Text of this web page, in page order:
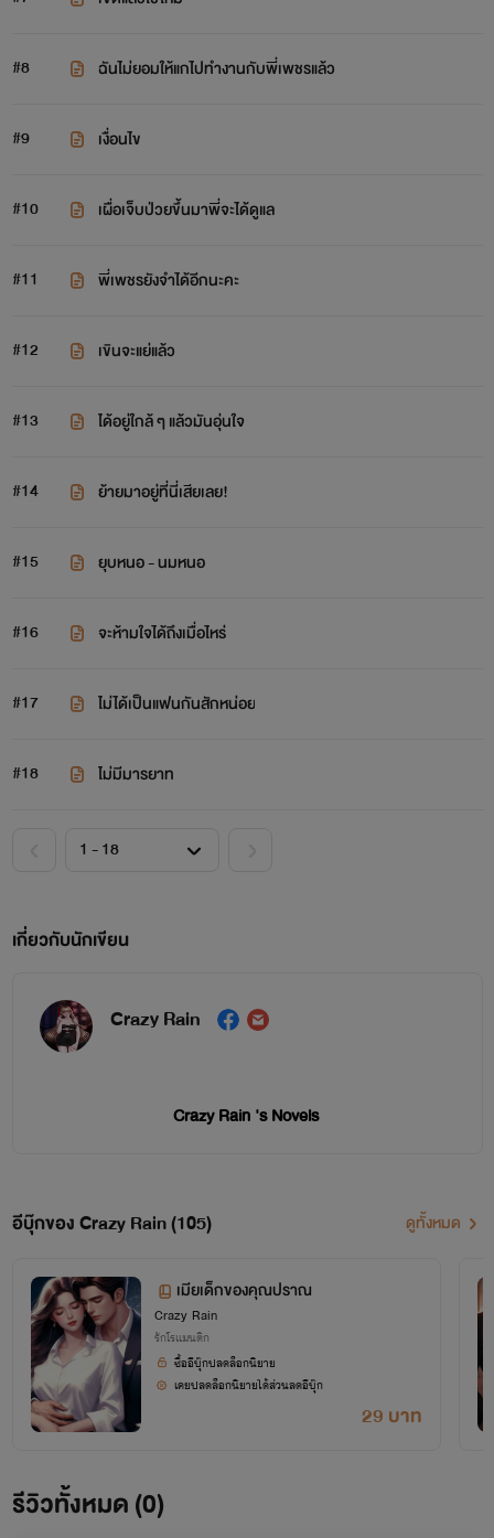
#8 ฉันไม่ยอมให้แกไปทำงานกับพี่เพชรแล้ว
#9 เงื่อนไข
#10 เผื่อเจ็บป่วยขึ้นมาพี่จะได้ดูแล
#11 พี่เพชรยังจำได้อีกนะคะ
#12 เขินจะแย่แล้ว
#13 ได้อยู่ใกล้ ๆ แล้วมันอุ่นใจ
#14 ย้ายมาอยู่ที่นี่เสียเลย!
#15 ยุบหนอ - นมหนอ
#16 จะห้ามใจได้ถึงเมื่อไหร่
#17 ไม่ได้เป็นแฟนกันสักหน่อย
#18 ไม่มีมารยาท
เกี่ยวกับนักเขียน
Crazy Rain
Crazy Rain 's Novels
ไหว้ย่อขอบคุณที่แวะเวียนกันเข้ามาอ่านน้าาาา
อีบุ๊กของ Crazy Rain (105) ดูทั้งหมด
เมียเด็กของคุณปราณ
Crazy Rain
รักโรแมนติก
29 บาท
ซื้ออีบุ๊กปลดล็อกนิยาย
เคยปลดล็อกนิยายได้ส่วนลดอีบุ๊ก
รีวิวทั้งหมด (0)